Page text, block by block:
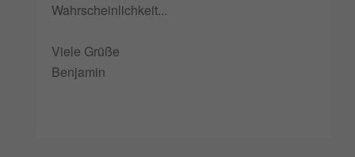
Wahrscheinlichkeit...
Viele Grüße
Benjamin